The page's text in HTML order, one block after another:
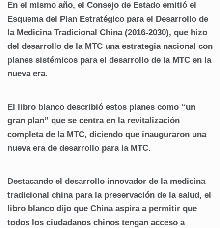
En el mismo año, el Consejo de Estado emitió el
Esquema del Plan Estratégico para el Desarrollo de
la Medicina Tradicional China (2016-2030), que hizo
del desarrollo de la MTC una estrategia nacional con
planes sistémicos para el desarrollo de la MTC en la
nueva era.
El libro blanco describió estos planes como “un
gran plan” que se centra en la revitalización
completa de la MTC, diciendo que inauguraron una
nueva era de desarrollo para la MTC.
Destacando el desarrollo innovador de la medicina
tradicional china para la preservación de la salud, el
libro blanco dijo que China aspira a permitir que
todos los ciudadanos chinos tengan acceso a